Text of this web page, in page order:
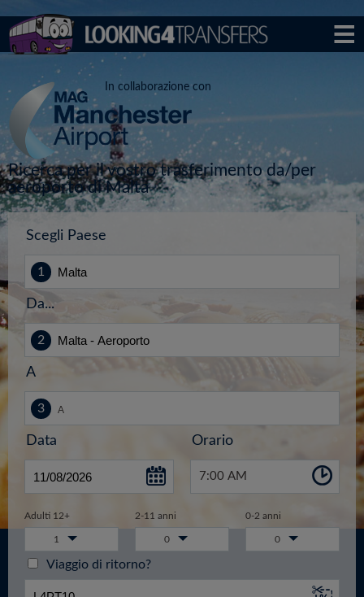
In collaborazione con
Ricerca per il vostro trasferimento da/per
aeroporto di Malta
Scegli Paese
Da...
A
Data Orario
7:00 AM
Adulti 12+ 2-11 anni 0-2 anni
1 0 0
Viaggio di ritorno?